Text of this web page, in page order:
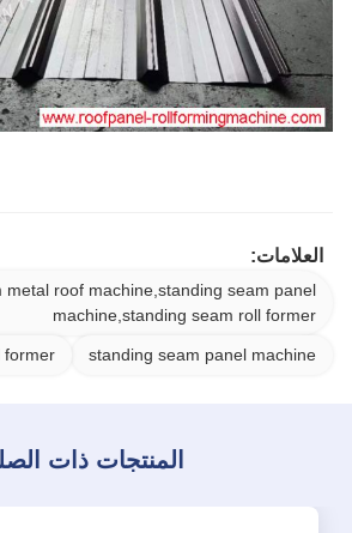
العلامات:
metal roof machine,standing seam panel
machine,standing seam roll former
standing seam panel machine
former
المنتجات ذات